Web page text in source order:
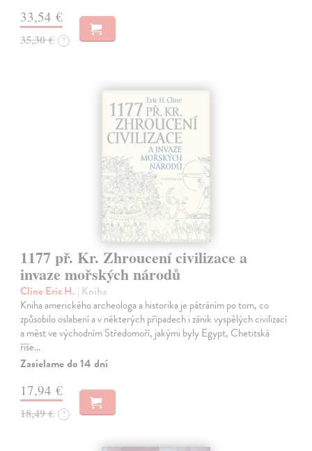
33,54 €
35,30 € ?
1177 př. Kr. Zhroucení civilizace a
invaze mořských národů
Cline Eric H. | Kniha
Kniha amerického archeologa a historika je pátráním po tom, co
způsobilo oslabení a v některých případech i zánik vyspělých civilizací
a měst ve východním Středomoří, jakými byly Egypt, Chetitská
říše…
Zasielame do 14 dní
17,94 €
18,49 € ?